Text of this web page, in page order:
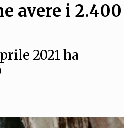
Architettura, Ingegneria
avere i 2.400
2021 ha